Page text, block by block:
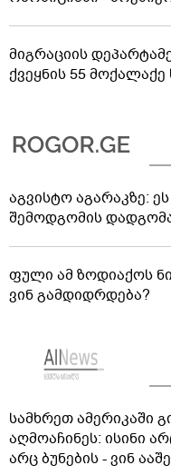
მიგრაციის
ქვეყნის 55
აგვისტო აგარაკზე:
შემოდგომის
ფული ამ ზოდიაქოს
ვინ გამდიდრდება?
სამხრეთ ამერიკაში
აღმოაჩინეს: ისინი
არც ბუნების - ვინ